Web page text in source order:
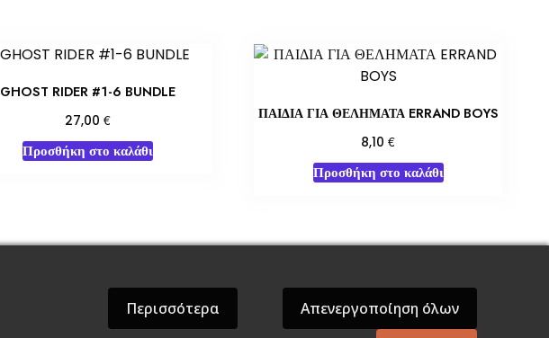
GHOST RIDER #1-6 BUNDLE
27,00 €
Προσθήκη στο καλάθι
ΠΑΙΔΙΑ ΓΙΑ ΘΕΛΗΜΑΤΑ ERRAND BOYS
8,10€
Προσθήκη στο καλάθι
Περισσότερα Απενεργοποίηση όλων